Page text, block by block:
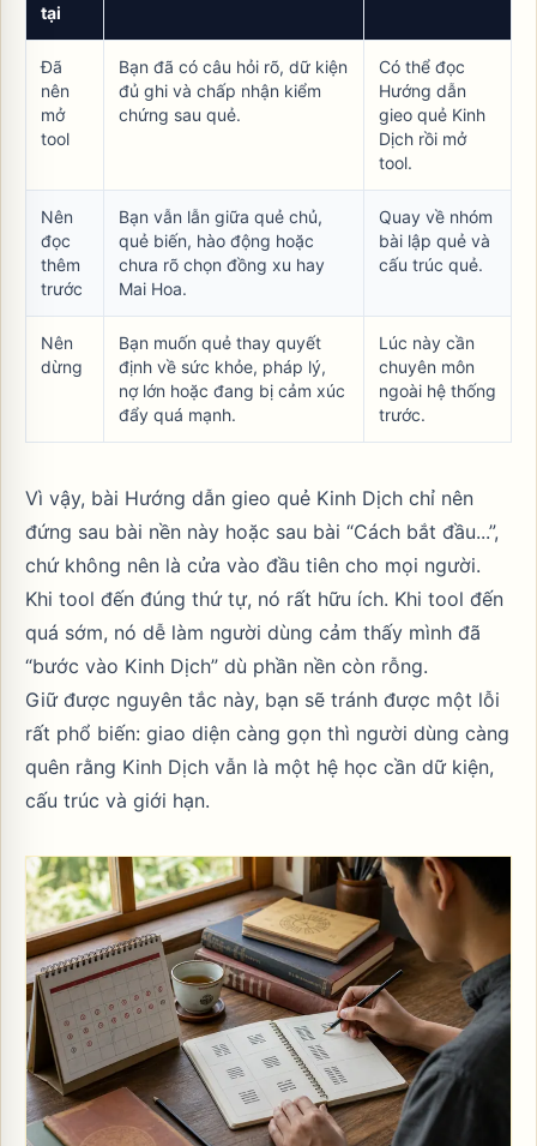
tại
Đã
nên
mở
tool
Bạn đã có câu hỏi rõ, dữ kiện
đủ ghi và chấp nhận kiểm
chứng sau quẻ.
Có thể đọc
Hướng dẫn
gieo quẻ Kinh
Dịch rồi mở
tool.
Nên
đọc
thêm
trước
Bạn vẫn lẫn giữa quẻ chủ,
quẻ biến, hào động hoặc
chưa rõ chọn đồng xu hay
Mai Hoa.
Quay về nhóm
bài lập quẻ và
cấu trúc quẻ.
Nên
dừng
Bạn muốn quẻ thay quyết
định về sức khỏe, pháp lý,
nợ lớn hoặc đang bị cảm xúc
đẩy quá mạnh.
Lúc này cần
chuyên môn
ngoài hệ thống
trước.
Vì vậy, bài Hướng dẫn gieo quẻ Kinh Dịch chỉ nên
đứng sau bài nền này hoặc sau bài “Cách bắt đầu...”,
chứ không nên là cửa vào đầu tiên cho mọi người.
Khi tool đến đúng thứ tự, nó rất hữu ích. Khi tool đến
quá sớm, nó dễ làm người dùng cảm thấy mình đã
“bước vào Kinh Dịch” dù phần nền còn rỗng.
Giữ được nguyên tắc này, bạn sẽ tránh được một lỗi
rất phổ biến: giao diện càng gọn thì người dùng càng
quên rằng Kinh Dịch vẫn là một hệ học cần dữ kiện,
cấu trúc và giới hạn.